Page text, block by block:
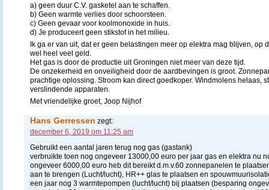
a) geen duur C.V. gasketel aan te schaffen.
b) Geen warmte verlies door schoorsteen.
c) Geen gevaar voor koolmonoxide in huis.
d) Je produceert geen stikstof in het milieu.
Ik ga er van uit, dat er geen belastingen meer op elektra mag blijven, op
wel heel veel geld.
Het gas is door de productie uit Groningen niet meer van deze tijd.
De onzekerheid en onveiligheid door de aardbevingen is groot.
prachtige oplossing. Stroom kan direct goedkoper. Windmolens helaas,
verslindende apparaten.
Met vriendelijke groet, Joop Nijhof
Hans Gerressen zegt:
december 6, 2019 om 11:25 am
Gebruikt een aantal jaren terug nog gas (gastank)
verbruikte toen nog ongeveer 13000,00 euro per jaar gas en elektra nu
ongeveer 6000,00 euro heb dit bereikt d.m.v.60 zonnepanelen te
aan te brengen (Lucht/lucht), HR++ glas te plaatsen en
een jaar nog 3 warmtepompen (lucht/lucht) bij plaatsen (besparing